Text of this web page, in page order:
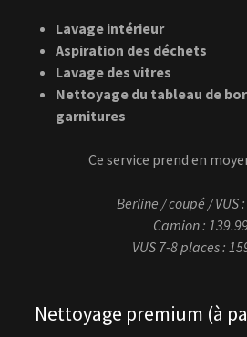
Lavage intérieur
Aspiration des déchets
Lavage des vitres
Nettoyage du tableau de
garnitures
Ce service prend en
Berline / coupé / VUS
Camion :
VUS 7-8 places :
Nettoyage premium (à